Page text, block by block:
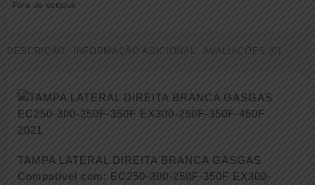
Fora de estoque
DESCRIÇÃO INFORMAÇÃO ADICIONAL AVALIAÇÕES (0)
TAMPA LATERAL DIREITA BRANCA GASGAS
Compatível com: EC250-300-250F-350F EX300-